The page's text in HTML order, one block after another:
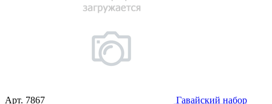
Арт. 7867
Гавайский набор